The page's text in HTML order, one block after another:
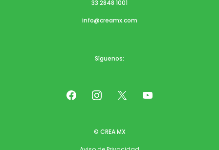
33 2848 1001
info@creamx.com
Síguenos:
© CREA MX